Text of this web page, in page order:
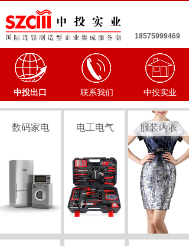
18575999469
中投实业
中投出口 联系我们
电工电气 服装内衣
数码家电